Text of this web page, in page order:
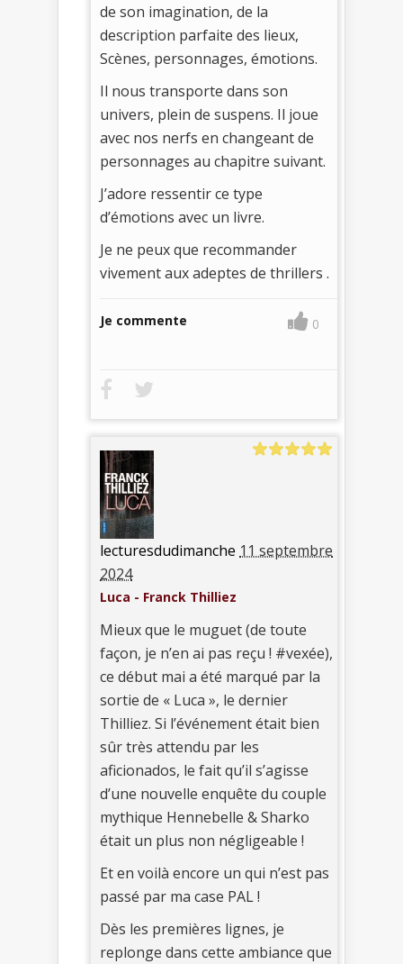
de son imagination, de la
description parfaite des lieux,
Scènes, personnages, émotions.
Il nous transporte dans son
univers, plein de suspens. Il joue
avec nos nerfs en changeant de
personnages au chapitre suivant.
J’adore ressentir ce type
d’émotions avec un livre.
Je ne peux que recommander
vivement aux adeptes de thrillers .
Je commente 0
lecturesdudimanche 11 septembre
2024
Luca - Franck Thilliez
Mieux que le muguet (de toute
façon, je n’en ai pas reçu ! #vexée),
ce début mai a été marqué par la
sortie de « Luca », le dernier
Thilliez. Si l’événement était bien
sûr très attendu par les
aficionados, le fait qu’il s’agisse
d’une nouvelle enquête du couple
mythique Hennebelle & Sharko
était un plus non négligeable !
Et en voilà encore un qui n’est pas
passé par ma case PAL !
Dès les premières lignes, je
replonge dans cette ambiance que